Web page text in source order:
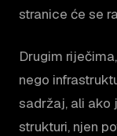
stranice će se
Drugim
nego
sadržaj, ali ako
strukturi, njen